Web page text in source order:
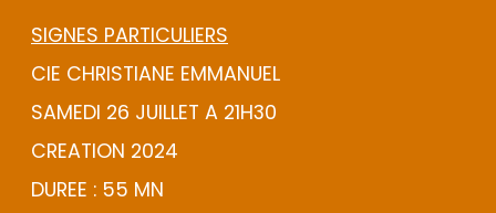
SIGNES PARTICULIERS
CIE CHRISTIANE EMMANUEL
SAMEDI 26 JUILLET A 21H30
CREATION 2024
DUREE : 55 MN